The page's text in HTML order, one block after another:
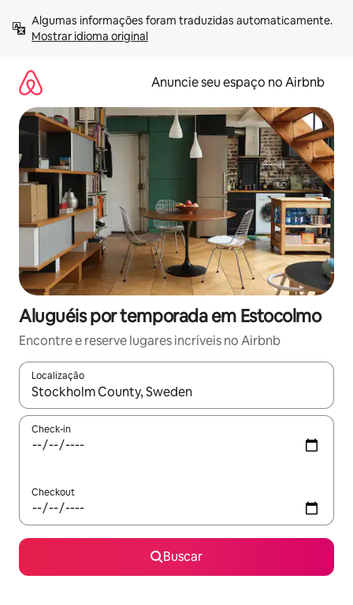
para
Mostrar idioma original
Anuncie seu espaço no Airbnb
Aluguéis por temporada em Estocolmo
Encontre e reserve lugares incríveis no Airbnb
Localização
Quando os resultados estiverem disponíveis, explore-os
Check-in
Checkout
Buscar